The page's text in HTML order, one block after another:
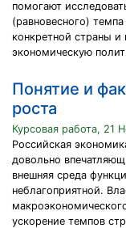
помогают
(равновесного)
конкретной страны
экономическую
Понятие и
роста
Курсовая работа, 21
Российская
довольно
внешняя среда
неблагоприятной.
ускорение темпов